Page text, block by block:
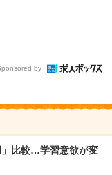
by
」比較…学習意欲が変